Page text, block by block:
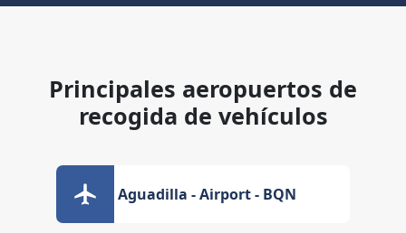
Principales aeropuertos de
recogida de vehículos
Aguadilla - Airport - BQN